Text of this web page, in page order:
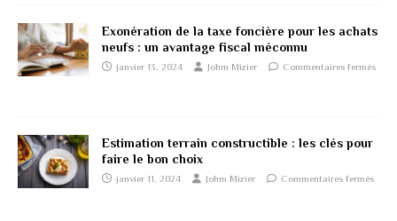
Exonération de la taxe foncière pour les achats
neufs : un avantage fiscal méconnu
janvier 13, 2024 Johm Mizier Commentaires fermés
Estimation terrain constructible : les clés pour
faire le bon choix
janvier 11, 2024 Johm Mizier Commentaires fermés